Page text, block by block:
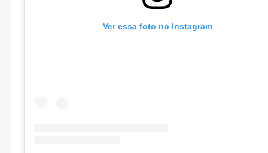
Ver essa foto no Instagram